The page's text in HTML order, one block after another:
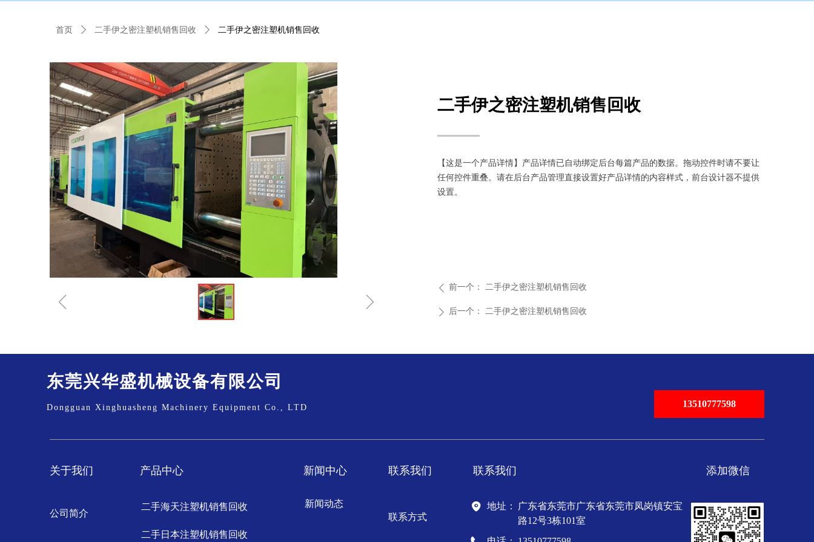
ꁆ ꁇ
二手伊之密注塑机销售回收
首页 ꄲ 二手伊之密注塑机销售回收 ꄲ 二手伊之密注塑机销售回收
【这是一个产品详情】产品详情已自动绑定后台每篇产品的数据。拖动控件时请不要让
任何控件重叠。请在后台产品管理直接设置好产品详情的内容样式，前台设计器不提供
设置。
ꄴ 前一个： 二手伊之密注塑机销售回收
ꄲ 后一个： 二手伊之密注塑机销售回收
添加微信
东莞兴华盛机械设备有限公司
Dongguan Xinghuasheng Machinery Equipment Co., LTD
地址：
广东省东莞市广东省东莞市凤岗镇安宝
路12号3栋101室
联系我们
关于我们
公司简介
产品中心
二手海天注塑机销售回收
二手日本注塑机销售回收
新闻中心
新闻动态
联系我们
联系方式
13510777598